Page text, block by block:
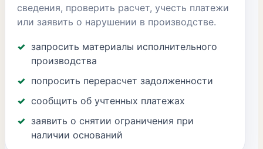
сведения, проверить расчет, учесть платежи
или заявить о нарушении в производстве.
запросить материалы исполнительного
производства
попросить перерасчет задолженности
сообщить об учтенных платежах
заявить о снятии ограничения при
наличии оснований